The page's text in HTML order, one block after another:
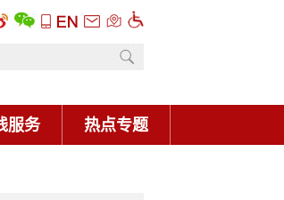
服务 热点专题